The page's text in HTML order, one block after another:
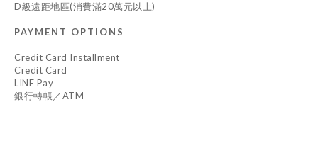
D級遠距地區(消費滿20萬元以上)
PAYMENT OPTIONS
Credit Card Installment
Credit Card
LINE Pay
銀行轉帳／ATM